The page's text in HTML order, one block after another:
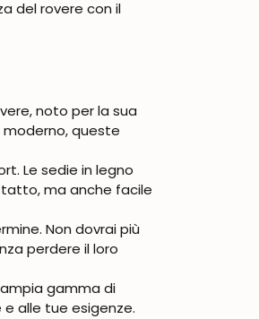
del rovere con il
noto per la sua
queste
Le sedie in legno
ma anche facile
Non dovrai più
perdere il loro
gamma di
alle tue esigenze.